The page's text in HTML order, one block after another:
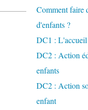
Comment faire
d'enfants ?
DC1 : L'accueil
DC2 : Action
enfants
DC2 : Action
enfant